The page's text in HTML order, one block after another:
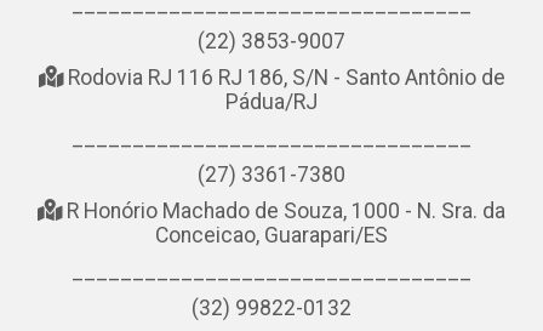
(22) 3853-9007
Rodovia RJ 116 RJ 186, S/N - Santo Antônio de
Pádua/RJ
(27) 3361-7380
R Honório Machado de Souza, 1000 - N. Sra. da
Conceicao, Guarapari/ES
(32) 99822-0132